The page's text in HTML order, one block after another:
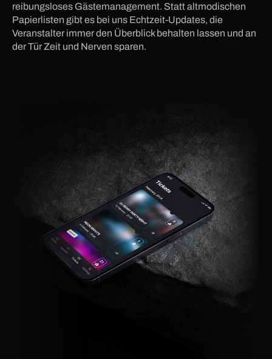
reibungsloses Gästemanagement. Statt altmodischen
Papierlisten gibt es bei uns Echtzeit-Updates, die
Veranstalter immer den Überblick behalten lassen und an
der Tür Zeit und Nerven sparen.